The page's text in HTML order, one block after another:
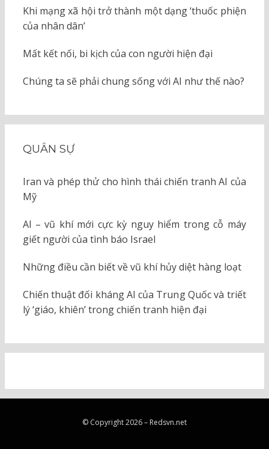
Khi mạng xã hội trở thành một dạng ‘thuốc phiện
của nhân dân’
Mất kết nối, bi kịch của con người hiện đại
Chúng ta sẽ phải chung sống với AI như thế nào?
QUÂN SỰ
Iran và phép thử cho hình thái chiến tranh AI của
Mỹ
AI – vũ khí mới cực kỳ nguy hiểm trong cỗ máy
giết người của tình báo Israel
Những điều cần biết về vũ khí hủy diệt hàng loạt
Chiến thuật đối kháng AI của Trung Quốc và triết
lý ‘giáo, khiên’ trong chiến tranh hiện đại
© Copyright 2026 – Redsvn.net